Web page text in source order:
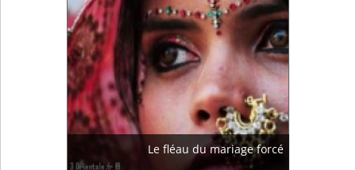
Le fléau du mariage forcé